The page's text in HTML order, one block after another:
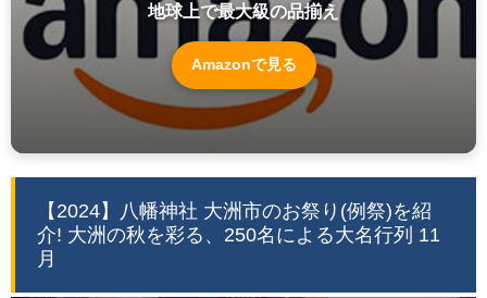
地球上で最大級の品揃え
Amazonで見る
【2024】八幡神社 大洲市のお祭り(例祭)を紹
介! 大洲の秋を彩る、250名による大名行列 11
月